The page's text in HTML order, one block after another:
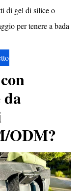
di gel di silice o
per tenere a bada
da
ODM?